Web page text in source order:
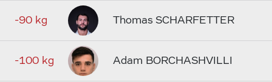
-90 kg Thomas SCHARFETTER
-100 kg Adam BORCHASHVILLI